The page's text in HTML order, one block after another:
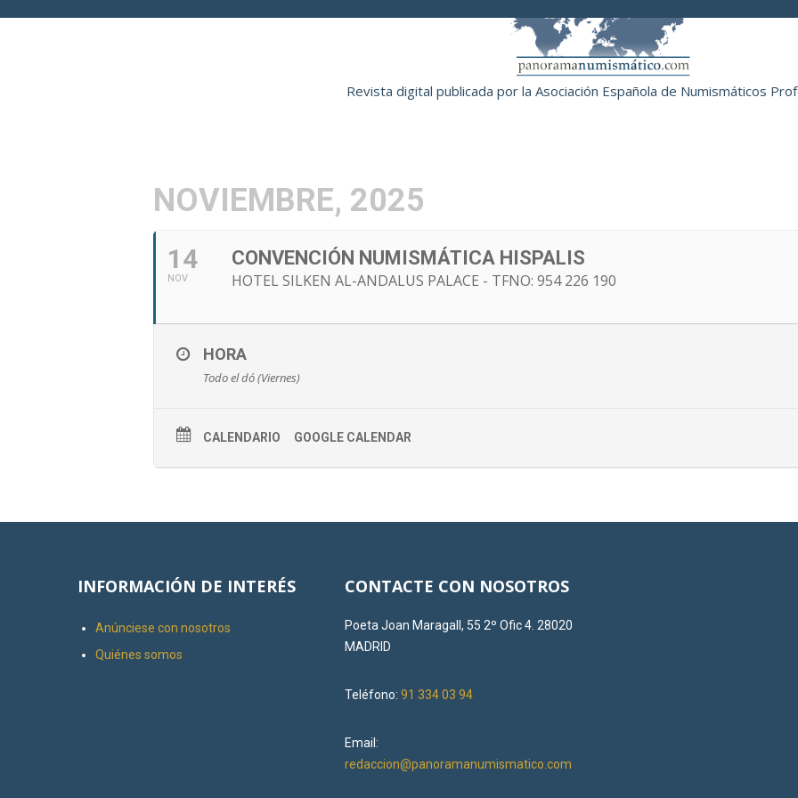
Revista digital publicada por la Asociación Española de Numismáticos
NOVIEMBRE, 2025
14
NOV
CONVENCIÓN NUMISMÁTICA HISPALIS
HOTEL SILKEN AL-ANDALUS PALACE - TFNO: 954 226 190
HORA
Todo el dó (Viernes)
CALENDARIO GOOGLE CALENDAR
INFORMACIÓN DE INTERÉS
Anúnciese con nosotros
Quiénes somos
CONTACTE CON NOSOTROS
Poeta Joan Maragall, 55 2º Ofic 4. 28020
MADRID
Teléfono: 91 334 03 94
Email:
redaccion@panoramanumismatico.com